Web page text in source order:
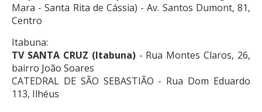
Mara - Santa Rita de Cássia) - Av. Santos Dumont, 81,
Centro
Itabuna:
TV SANTA CRUZ (Itabuna)- Rua Montes Claros, 26,
bairro João Soares
CATEDRAL DE SÃO SEBASTIÃO - Rua Dom Eduardo
113, Ilhéus